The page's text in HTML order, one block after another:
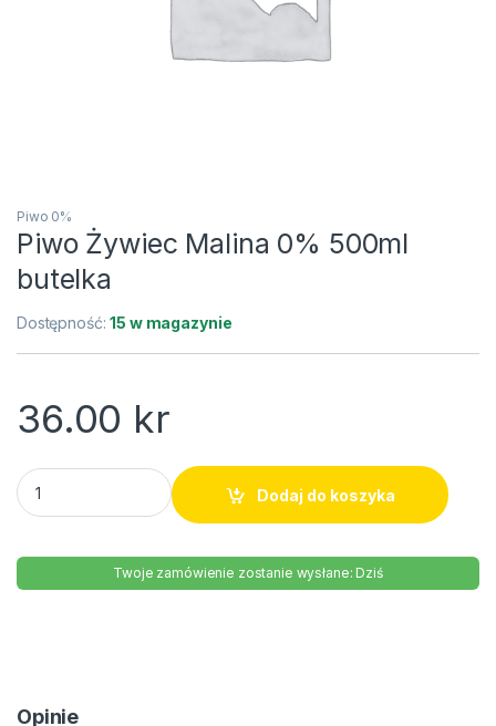
Piwo 0%
Piwo Żywiec Malina 0% 500ml
butelka
Dostępność:15 w magazynie
36.00 kr
Piwo Żywiec Malina 0% 500ml butelka quantity
Dodaj do koszyka
Twoje zamówienie zostanie wysłane: Dziś
Opinie